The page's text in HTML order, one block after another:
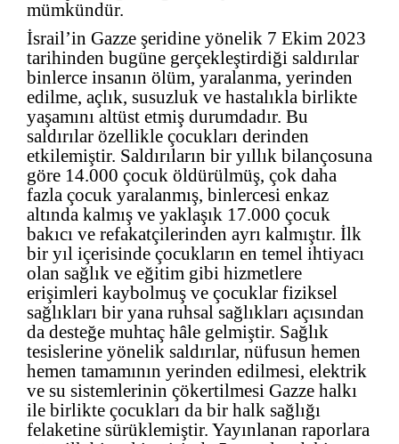
mümkündür.
İsrail’in Gazze şeridine yönelik 7 Ekim 2023
tarihinden bugüne gerçekleştirdiği saldırılar
binlerce insanın ölüm, yaralanma, yerinden
edilme, açlık, susuzluk ve hastalıkla birlikte
yaşamını altüst etmiş durumdadır. Bu
saldırılar özellikle çocukları derinden
etkilemiştir. Saldırıların bir yıllık bilançosuna
göre 14.000 çocuk öldürülmüş, çok daha
fazla çocuk yaralanmış, binlercesi enkaz
altında kalmış ve yaklaşık 17.000 çocuk
bakıcı ve refakatçilerinden ayrı kalmıştır. İlk
bir yıl içerisinde çocukların en temel ihtiyacı
olan sağlık ve eğitim gibi hizmetlere
erişimleri kaybolmuş ve çocuklar fiziksel
sağlıkları bir yana ruhsal sağlıkları açısından
da desteğe muhtaç hâle gelmiştir. Sağlık
tesislerine yönelik saldırılar, nüfusun hemen
hemen tamamının yerinden edilmesi, elektrik
ve su sistemlerinin çökertilmesi Gazze halkı
ile birlikte çocukları da bir halk sağlığı
felaketine sürüklemiştir. Yayınlanan raporlara